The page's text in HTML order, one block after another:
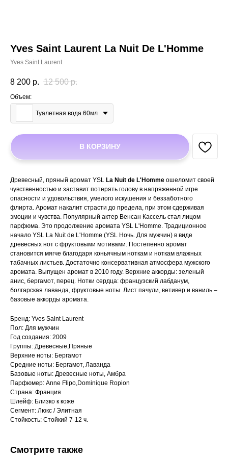
Yves Saint Laurent La Nuit De L'Homme
Yves Saint Laurent
8 200 р. 12 500 р.
Объем:
Туалетная вода 60мл
В КОРЗИНУ
Древесный, пряный аромат YSL La Nuit de L'Homme ошеломит своей
чувственностью и заставит потерять голову в напряженной игре
опасности и удовольствия, умелого искушения и беззаботного
флирта. Аромат накалит страсти до предела, при этом сдерживая
эмоции и чувства. Популярный актер Венсан Кассель стал лицом
парфюма. Это продолжение аромата YSL L'Homme. Традиционное
начало YSL La Nuit de L'Homme (YSL Ночь. Для мужчин) в виде
древесных нот с фруктовыми мотивами. Постепенно аромат
становится мягче благодаря коньячным ноткам и ноткам влажных
табачных листьев. Достаточно консервативная атмосфера мужского
аромата. Выпущен аромат в 2010 году. Верхние аккорды: зеленый
анис, бергамот, перец. Нотки сердца: французский лабданум,
болгарская лаванда, фруктовые ноты. Лист пачули, ветивер и ваниль –
базовые аккорды аромата.
Бренд: Yves Saint Laurent
Пол: Для мужчин
Год создания: 2009
Группы: Древесные,Пряные
Верхние ноты: Бергамот
Средние ноты: Бергамот, Лаванда
Базовые ноты: Древесные ноты, Амбра
Парфюмер: Anne Flipo,Dominique Ropion
Страна: Франция
Шлейф: Близко к коже
Сегмент: Люкс / Элитная
Стойкость: Стойкий 7-12 ч.
Смотрите также